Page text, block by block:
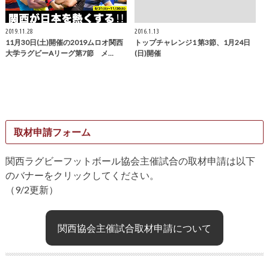
2019.11.28
11月30日(土)開催の2019ムロオ関西
大学ラグビーAリーグ第7節 メ…
2016.1.13
トップチャレンジ1 第3節、1月24日
(日)開催
取材申請フォーム
関西ラグビーフットボール協会主催試合の取材申請は以下
のバナーをクリックしてください。
（9/2更新）
関西協会主催試合取材申請について